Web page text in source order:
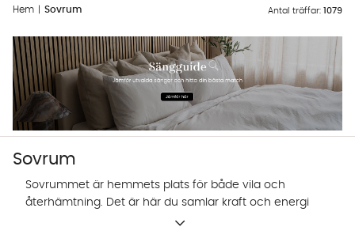
Hem Sovrum Antal träffar: 1079
Sovrum
Sovrummet är hemmets plats för både vila och
återhämtning. Det är här du samlar kraft och energi
inför morgondagen. Därför tycker vi att sovrummet